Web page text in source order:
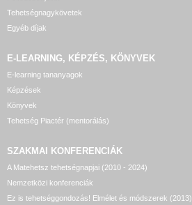
Tehetségnagykövetek
Egyéb díjak
E-LEARNING, KÉPZÉS, KÖNYVEK
E-learning tananyagok
Képzések
Könyvek
Tehetség Piactér (mentorálás)
SZAKMAI KONFERENCIÁK
A Matehetsz tehetségnapjai (2010 - 2024)
Nemzetközi konferenciák
Ez is tehetséggondozás! Elmélet és módszerek (2013)